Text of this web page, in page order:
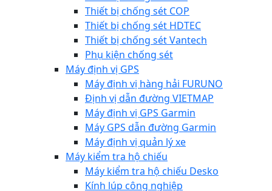
Thiết bị chống sét COP
Thiết bị chống sét HDTEC
Thiết bị chống sét Vantech
Phụ kiện chống sét
Máy định vị GPS
Máy định vị hàng hải FURUNO
Định vị dẫn đường VIETMAP
Máy định vị GPS Garmin
Máy GPS dẫn đường Garmin
Máy định vị quản lý xe
Máy kiểm tra hộ chiếu
Máy kiểm tra hộ chiếu Desko
Kính lúp công nghiệp